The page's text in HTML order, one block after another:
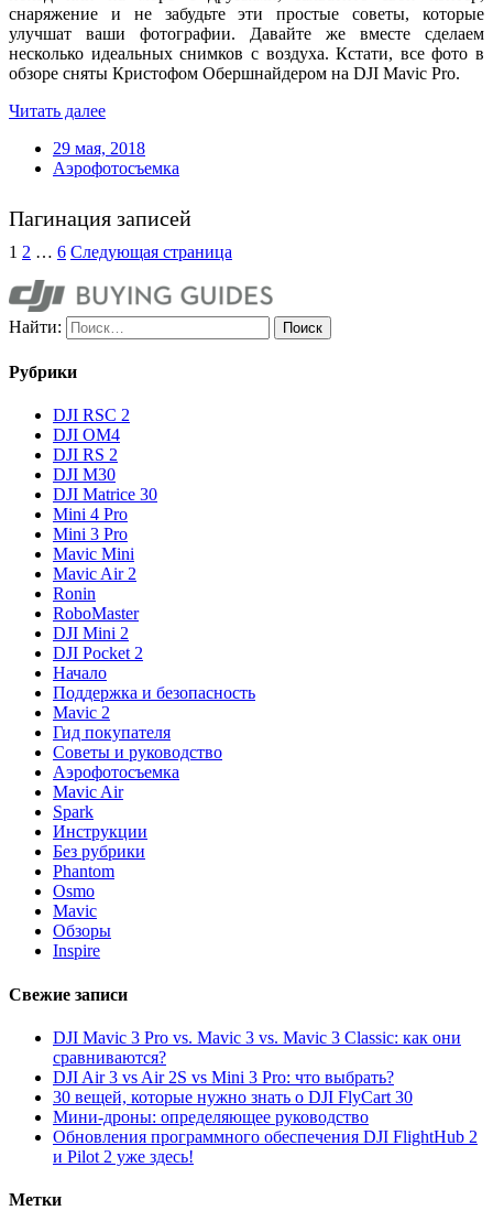
снаряжение и не забудьте эти простые советы, которые
улучшат ваши фотографии. Давайте же вместе сделаем
несколько идеальных снимков с воздуха. Кстати, все фото в
обзоре сняты Кристофом Обершнайдером на DJI Mavic Pro.
Читать далее
29 мая, 2018
Аэрофотосъемка
Пагинация записей
1 2 … 6 Следующая страница
Найти:
Рубрики
DJI RSC 2
DJI OM4
DJI RS 2
DJI M30
DJI Matrice 30
Mini 4 Pro
Mini 3 Pro
Mavic Mini
Mavic Air 2
Ronin
RoboMaster
DJI Mini 2
DJI Pocket 2
Начало
Поддержка и безопасность
Mavic 2
Гид покупателя
Советы и руководство
Аэрофотосъемка
Mavic Air
Spark
Инструкции
Без рубрики
Phantom
Osmo
Mavic
Обзоры
Inspire
Свежие записи
DJI Mavic 3 Pro vs. Mavic 3 vs. Mavic 3 Classic: как они
сравниваются?
DJI Air 3 vs Air 2S vs Mini 3 Pro: что выбрать?
30 вещей, которые нужно знать о DJI FlyCart 30
Мини-дроны: определяющее руководство
Обновления программного обеспечения DJI FlightHub 2
и Pilot 2 уже здесь!
Метки